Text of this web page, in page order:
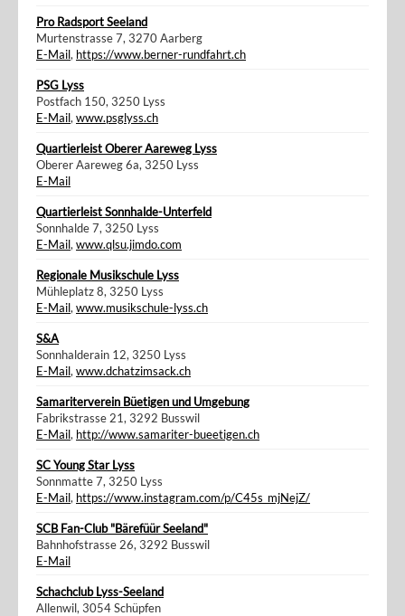
Pro Radsport Seeland
Murtenstrasse 7, 3270 Aarberg
E-Mail, https://www.berner-rundfahrt.ch
PSG Lyss
Postfach 150, 3250 Lyss
E-Mail,www.psglyss.ch
Quartierleist Oberer Aareweg Lyss
Oberer Aareweg 6a, 3250 Lyss
E-Mail
Quartierleist Sonnhalde-Unterfeld
Sonnhalde 7, 3250 Lyss
E-Mail,www.qlsu.jimdo.com
Regionale Musikschule Lyss
Mühleplatz 8, 3250 Lyss
E-Mail, www.musikschule-lyss.ch
S&A
Sonnhalderain 12, 3250 Lyss
E-Mail, www.dchatzimsack.ch
Samariterverein Büetigen und Umgebung
Fabrikstrasse 21, 3292 Busswil
E-Mail, http://www.samariter-bueetigen.ch
SC Young Star Lyss
Sonnmatte 7, 3250 Lyss
E-Mail, https://www.instagram.com/p/C45s_mjNejZ/
SCB Fan-Club "Bärefüür Seeland"
Bahnhofstrasse 26, 3292 Busswil
E-Mail
Schachclub Lyss-Seeland
Allenwil, 3054 Schüpfen